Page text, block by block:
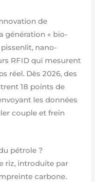
de
génération « bio-
nano-
RFID qui mesurent
réel. Dès 2026, des
18 points de
les données
couple et frein
pétrole ?
riz, introduite par
carbone.